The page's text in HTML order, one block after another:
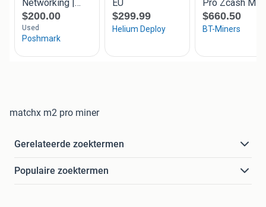
matchx m2 pro miner
Gerelateerde zoektermen
Populaire zoektermen